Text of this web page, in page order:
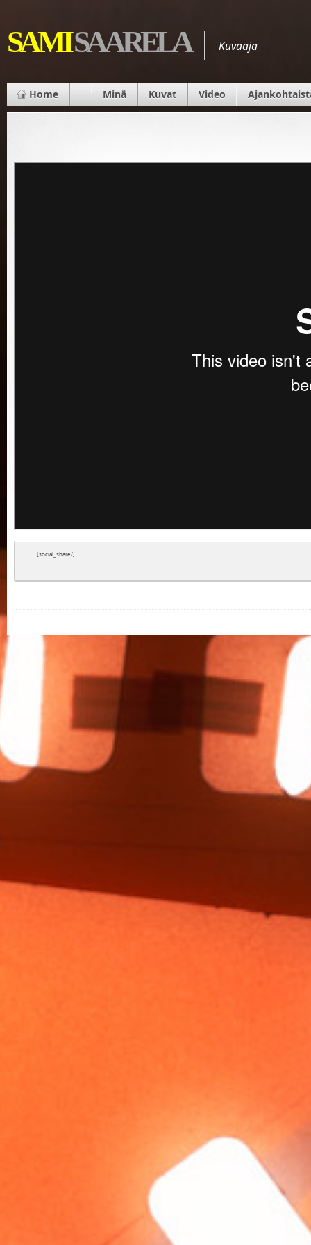
SAMISAARELA Kuvaaja
Home Minä Kuvat Video
[social_share/]